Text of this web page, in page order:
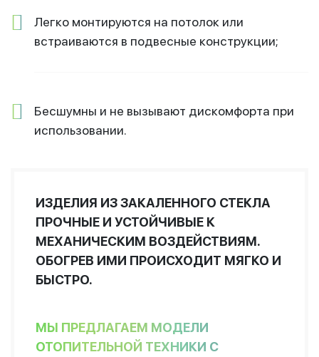
Легко монтируются на потолок или
встраиваются в подвесные конструкции;
Бесшумны и не вызывают дискомфорта при
использовании.
ИЗДЕЛИЯ ИЗ ЗАКАЛЕННОГО СТЕКЛА
ПРОЧНЫЕ И УСТОЙЧИВЫЕ К
МЕХАНИЧЕСКИМ ВОЗДЕЙСТВИЯМ.
ОБОГРЕВ ИМИ ПРОИСХОДИТ МЯГКО И
БЫСТРО.
МЫ ПРЕДЛАГАЕМ МОДЕЛИ
ОТОПИТЕЛЬНОЙ ТЕХНИКИ С